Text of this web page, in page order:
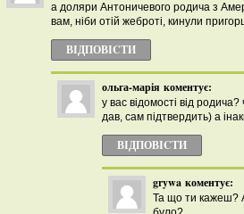
а доляри Антоничевого родича з
вам, ніби отій жеброті, кинули
ВІДПОВІCТИ
ольга-марія коментує:
у вас відомості від
дав, сам підтвердить) а
ВІДПОВІCТИ
grywa коментує:
Та що ти кажеш? А